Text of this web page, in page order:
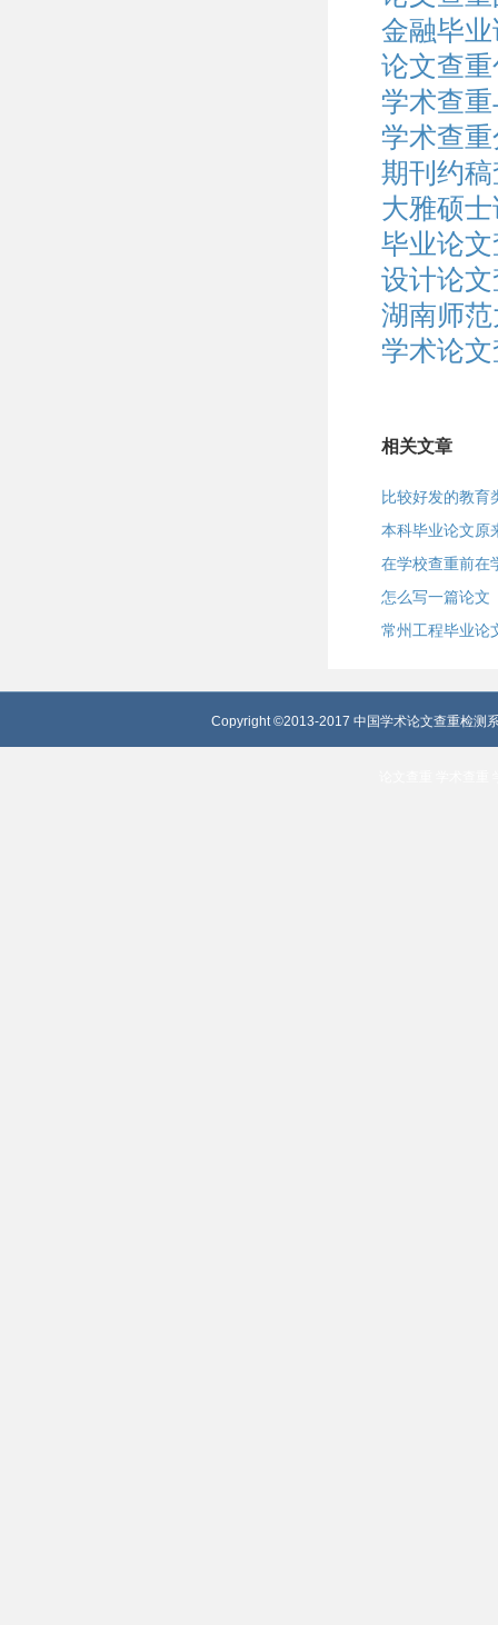
金融毕
论文查
学术查
学术查
期刊约
大雅硕
毕业论
设计论
湖南师
学术论
相关文章
比较好发的教育
本科毕业论文原
在学校查重前在
怎么写一篇论文
常州工程毕业论
Copyright ©2013-2017 中国学术论文查重检